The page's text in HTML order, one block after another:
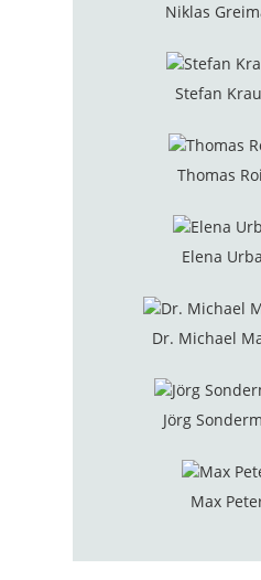
Niklas
Stefan
Thomas
Elena
Dr. Michael
Jörg
Max